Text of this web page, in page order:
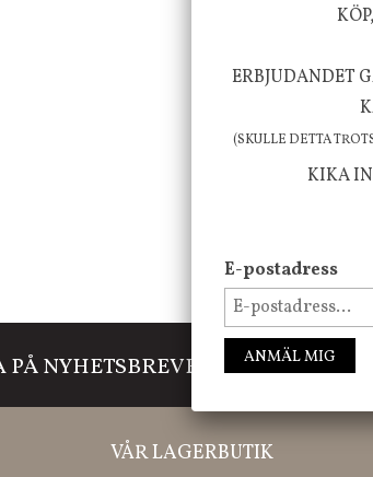
NYHETSBREVET Missa inte våra
VÅR LAGERBUTIK
ERBJUDANDET
(SKULLE DETTA
KIKA IN
E-postadress
ANMÄL MIG